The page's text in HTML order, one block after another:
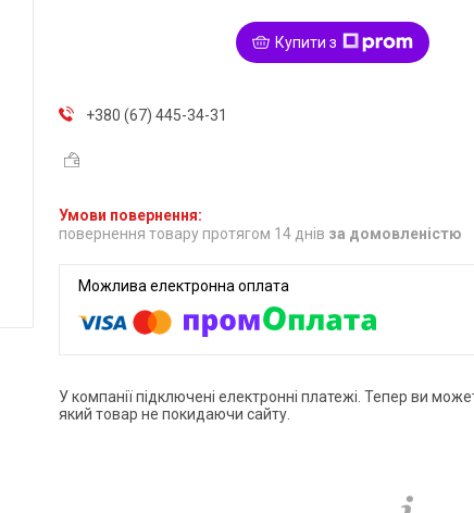
Купити з
+380 (67) 445-34-31
повернення товару протягом 14 днів за домовленістю
У компанії підключені електронні платежі. Тепер ви
який товар не покидаючи сайту.